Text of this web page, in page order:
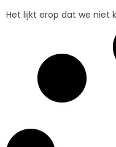
deze pagina vind je
onze
bestellen tot
retourneren – we
Kun je het antwoord
dan niet om direct
maken.
Het lijkt erop dat we niet